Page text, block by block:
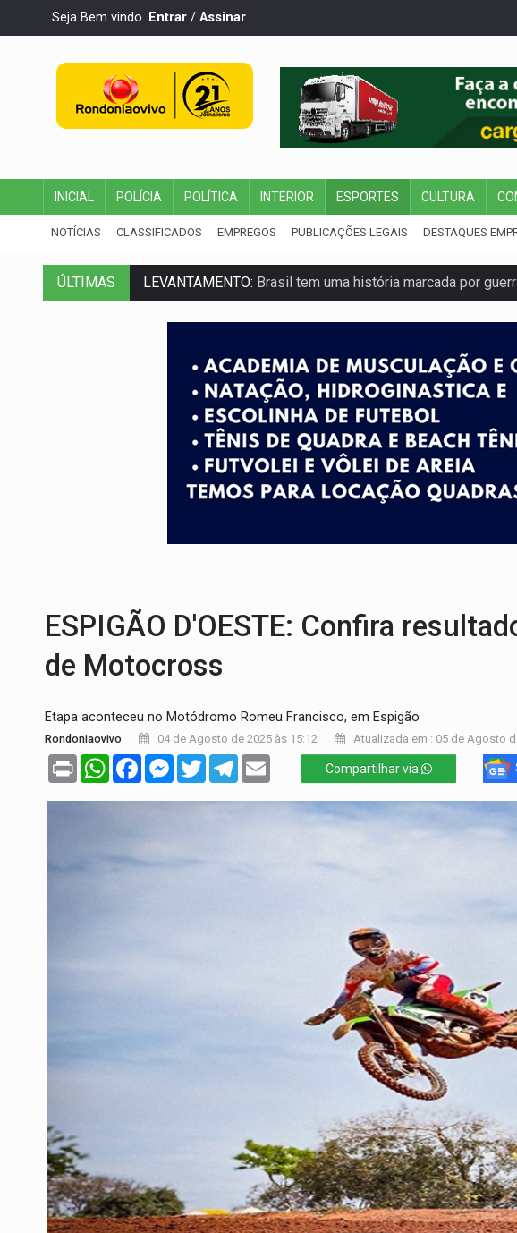
Seja Bem vindo. Entrar / Assinar
INICIAL POLÍCIA POLÍTICA INTERIOR ESPORTES CULTURA
NOTÍCIAS CLASSIFICADOS EMPREGOS PUBLICAÇÕES LEGAIS DESTAQUES
ÚLTIMAS
LEVANTAMENTO:Brasil tem uma história marcada por
LAMENTÁVEL:Mulher é encontrada morta dentro de
'XANDY DO MOTOCROSS':Pai morre em acidente na BR-
PESO DO VOTO:Cinco maiores colégios eleitorais
COLUNA SEMANAL:Largada foi dada e candidatos ao
SOB SUSPEITA:Entrega de 286 máquinas em Rondônia
ARTIGO:Reter até 50% no distrato imobiliário é legal, mas
DO HOSPITAL AO CAMPO:Veja as mais de 200 ações de
EXPANSÃO:Grupo Nova Era amplia presença em PVH e
ESPIGÃO D'OESTE: Confira
de Motocross
Etapa aconteceu no Motódromo Romeu Francisco, em Espigão
Rondoniaovivo 04 de Agosto de 2025 às 15:12 Atualizada em : 05 de Agosto
Print WhatsAppFacebookMessenger
TwitterTelegram Compartilhar via